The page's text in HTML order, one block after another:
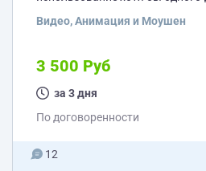
не переборщить), показать
расслабленную атмосферу
корпоративного налета, без субтитров, видео из
наших готовых материалов,
Видео, Анимация и Моушен
3 500 Руб
за 3 дня
По договоренности
12